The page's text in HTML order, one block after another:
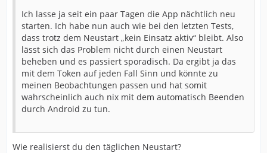
Ich lasse ja seit ein paar Tagen die App nächtlich neu
starten. Ich habe nun auch wie bei den letzten Tests,
dass trotz dem Neustart „kein Einsatz aktiv“ bleibt. Also
lässt sich das Problem nicht durch einen Neustart
beheben und es passiert sporadisch. Da ergibt ja das
mit dem Token auf jeden Fall Sinn und könnte zu
meinen Beobachtungen passen und hat somit
wahrscheinlich auch nix mit dem automatisch Beenden
durch Android zu tun.
Wie realisierst du den täglichen Neustart?